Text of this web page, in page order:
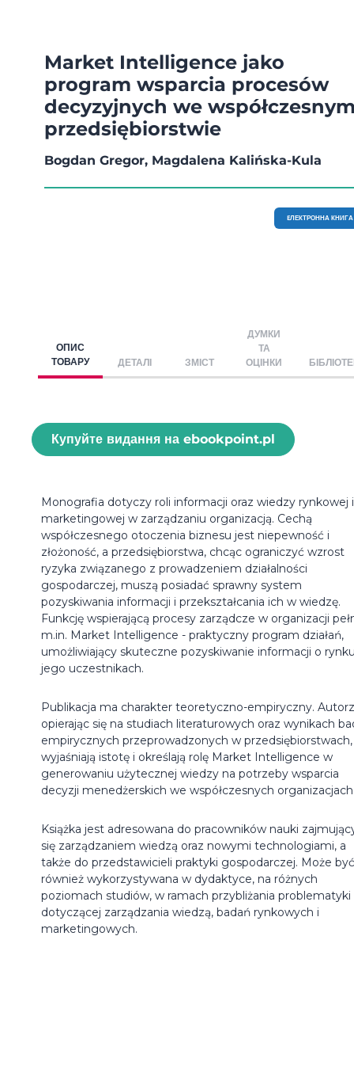
Market Intelligence jako
program wsparcia procesów
decyzyjnych we
przedsiębiorstwie
Bogdan Gregor, Magdalena Kalińska-Kula
EЛЕКТРОННА КНИГА
ОПИС
ТОВАРУ
ДЕТАЛІ ЗМІСТ
ДУМКИ
ТА
ОЦІНКИ
Купуйте видання на ebookpoint.pl
Monografia dotyczy roli informacji oraz wiedzy rynkowej i
marketingowej w zarządzaniu organizacją. Cechą
współczesnego otoczenia biznesu jest niepewność i
złożoność, a przedsiębiorstwa, chcąc ograniczyć wzrost
ryzyka związanego z prowadzeniem działalności
gospodarczej, muszą posiadać sprawny system
pozyskiwania informacji i przekształcania ich w wiedzę.
Funkcję wspierającą procesy zarządcze w organizacji
m.in. Market Intelligence - praktyczny program działań,
umożliwiający skuteczne pozyskiwanie informacji o
jego uczestnikach.
Publikacja ma charakter teoretyczno-empiryczny.
opierając się na studiach literaturowych oraz wynikach
empirycznych przeprowadzonych w przedsiębiorstwach,
wyjaśniają istotę i określają rolę Market Intelligence w
generowaniu użytecznej wiedzy na potrzeby wsparcia
decyzji menedżerskich we współczesnych
Książka jest adresowana do pracowników nauki
się zarządzaniem wiedzą oraz nowymi technologiami, a
także do przedstawicieli praktyki gospodarczej. Może być
również wykorzystywana w dydaktyce, na różnych
poziomach studiów, w ramach przybliżania problematyki
dotyczącej zarządzania wiedzą, badań rynkowych i
marketingowych.